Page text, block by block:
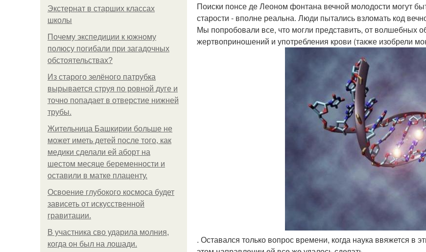
Экстернат в старших классах
школы
Почему экспедиции к южному
полюсу погибали при загадочных
обстоятельствах?
Из старого зелёного патрубка
вырывается струя по ровной дуге и
точно попадает в отверстие нижней
трубы.
Жительница Башкирии больше не
может иметь детей после того, как
медики сделали ей аборт на
шестом месяце беременности и
оставили в матке плаценту.
Освоение глубокого космоса будет
зависеть от искусственной
гравитации.
В участника сво ударила молния,
когда он был на лошади.
Поиски понсе де Леоном фонтана вечной молодости могут
старости - вполне реальна. Люди пытались взломать код
Мы попробовали все, что могли представить, от волшебных
жертвоприношений и употребления крови (также изобрели
. Оставался только вопрос времени, когда наука ввяжется в